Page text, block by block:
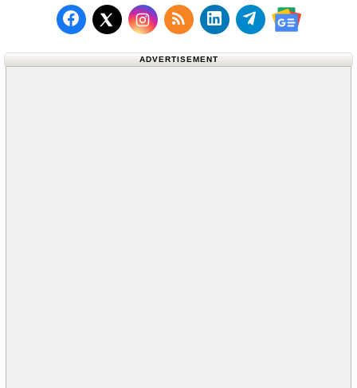
Follow us on Facebook
Follow us on X (Twitter)
Subscribe to our RSS
Follow us on
Follow us on
Follow us
ADVERTISEMENT